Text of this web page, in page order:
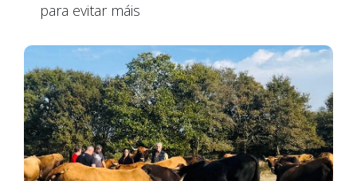
para evitar máis